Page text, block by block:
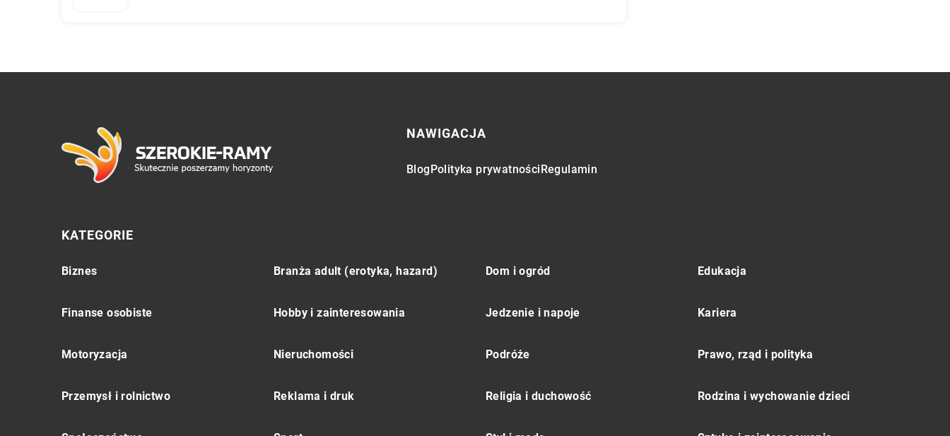
NAWIGACJA
BlogPolityka prywatnościRegulamin
KATEGORIE
Biznes Branża adult (erotyka, hazard) Dom i ogród Edukacja
Finanse osobiste Hobby i zainteresowania Jedzenie i napoje Kariera
Motoryzacja Nieruchomości Podróże Prawo, rząd i polityka
Przemysł i rolnictwo Reklama i druk Religia i duchowość Rodzina i wychowanie dzieci